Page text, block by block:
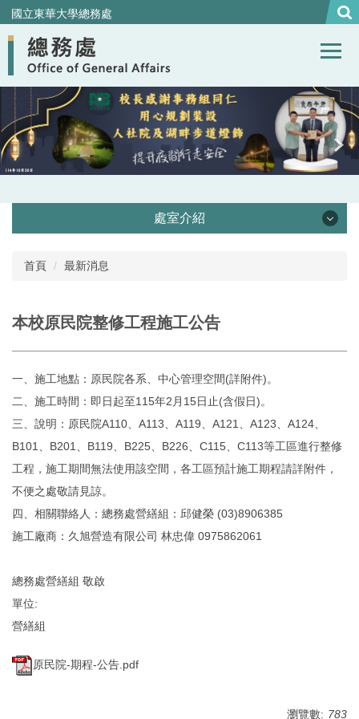
跳
到
主
內
容
區
國立東華大學總務處
處室介紹
處本部
環境保護組
經營保管組
出納組
文書組
校級委員會
相片集錦
首頁 最新消息
本校原民院整修工程施工公告
一、施工地點：原民院各系、中心管理空間(詳附件)。
二、施工時間：即日起至115年2月15日止(含假日)。
三、說明：原民院A110、A113、A119、A121、A123、A124、
B101、B201、B119、B225、B226、C115、C113等工區進行整修
工程，施工期間無法使用該空間，各工區預計施工期程請詳附件，
不便之處敬請見諒。
四、相關聯絡人：總務處營繕組：邱健榮 (03)8906385
施工廠商：久旭營造有限公司 林忠偉 0975862061
總務處營繕組 敬啟
單位:
營繕組
原民院-期程-公告.pdf
瀏覽數: 783